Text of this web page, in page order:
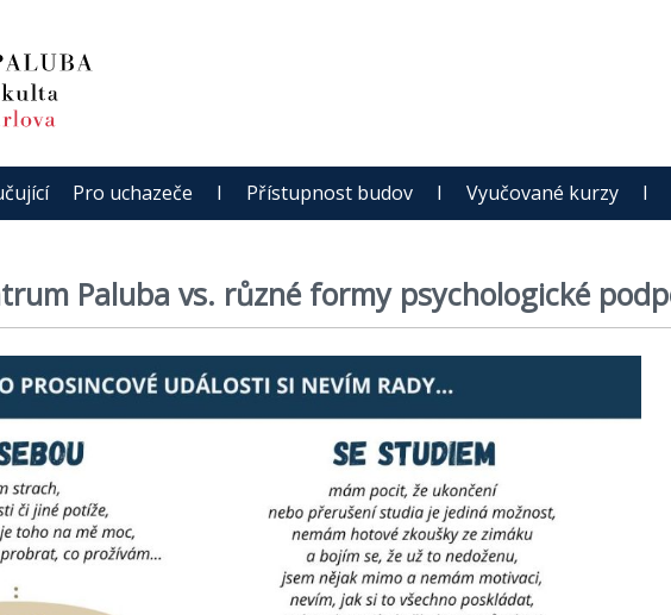
Paluba vs. různé formy psychologické
Pro uchazeče I Přístupnost budov I Vyučované kurzy I